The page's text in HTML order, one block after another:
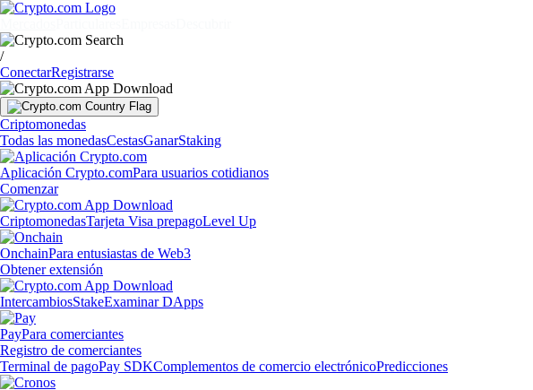
/
ConectarRegistrarse
Criptomonedas
Todas las monedasCestasGanarStaking
Aplicación Crypto.comPara usuarios cotidianos
Comenzar
CriptomonedasTarjeta Visa prepagoLevel Up
OnchainPara entusiastas de Web3
Obtener extensión
IntercambiosStakeExaminar DApps
PayPara comerciantes
Registro de comerciantes
Terminal de pagoPay SDKComplementos de comercio electrónicoPredicciones